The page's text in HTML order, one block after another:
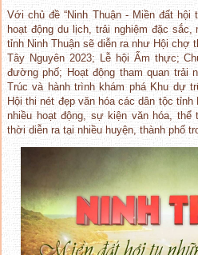
Với chủ đề “Ninh Thuận - Miền đất hội
hoạt động du lịch, trải nghiệm đặc
tỉnh Ninh Thuận sẽ diễn ra như Hội chợ
Tây Nguyên 2023; Lễ hội Ẩm thực;
đường phố; Hoạt động tham quan trải
Trúc và hành trình khám phá Khu dự
Hội thi nét đẹp văn hóa các dân tộc
nhiều hoạt động, sự kiện văn hóa, thể
thời diễn ra tại nhiều huyện, thành phố